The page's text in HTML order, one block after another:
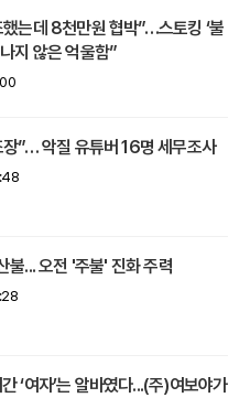
는데 8천만원 협박”…스토킹 ‘불
지 않은 억울함”
장”… 악질 유튜버 16명 세무조사
불... 오전 '주불' 진화 주력
‘여자’는 알바였다...(주)여보야가